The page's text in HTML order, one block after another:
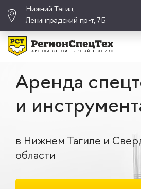
Нижний Тагил,
Ленинградский пр-т, 7Б
Аренда
и
в Нижнем Тагиле и
области